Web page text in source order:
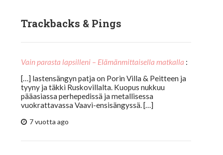
Trackbacks & Pings
Vain parasta lapsilleni – Elämänmittaisella matkalla :
[…] lastensängyn patja on Porin Villa & Peitteen ja
tyyny ja täkki Ruskovillalta. Kuopus nukkuu
pääasiassa perhepedissä ja metallisessa
vuokrattavassa Vaavi-ensisängyssä. […]
7 vuotta ago